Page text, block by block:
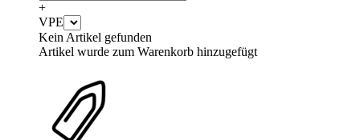
+
VPE
Kein Artikel gefunden
Artikel wurde zum Warenkorb hinzugefügt